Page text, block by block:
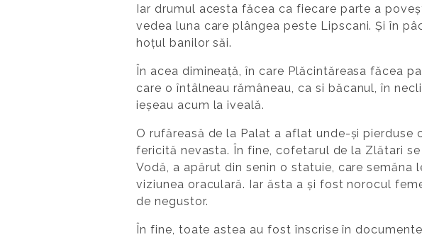
Iar drumul acesta făcea ca fiecare parte a
vedea luna care plângea peste Lipscani. Și în
hoțul banilor săi.
În acea dimineață, în care Plăcintăreasa făcea
care o întâlneau rămâneau, ca si băcanul, în
ieșeau acum la iveală.
O rufăreasă de la Palat a aflat unde-și
fericită nevasta. În fine, cofetarul de la Zlătari
Vodă, a apărut din senin o statuie, care
viziunea oraculară. Iar ăsta a și fost norocul
de negustor.
În fine, toate astea au fost înscrise în